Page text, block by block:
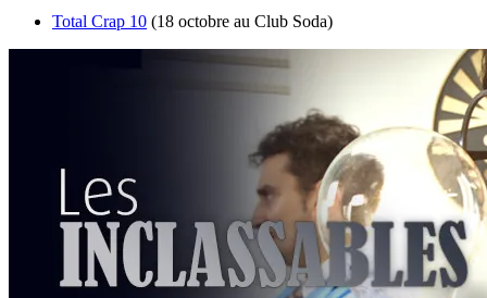
Total Crap 10 (18 octobre au Club Soda)